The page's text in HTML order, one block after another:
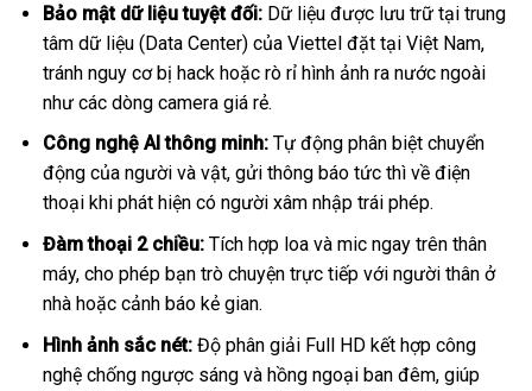
Bảo mật dữ liệu tuyệt đối:Dữ liệu được lưu trữ tại trung
tâm dữ liệu (Data Center) của Viettel đặt tại Việt Nam,
tránh nguy cơ bị hack hoặc rò rỉ hình ảnh ra nước ngoài
như các dòng camera giá rẻ.
Công nghệ AI thông minh:Tự động phân biệt chuyển
động của người và vật, gửi thông báo tức thì về điện
thoại khi phát hiện có người xâm nhập trái phép.
Đàm thoại 2 chiều:Tích hợp loa và mic ngay trên thân
máy, cho phép bạn trò chuyện trực tiếp với người thân ở
nhà hoặc cảnh báo kẻ gian.
Hình ảnh sắc nét:Độ phân giải Full HD kết hợp công
nghệ chống ngược sáng và hồng ngoại ban đêm, giúp